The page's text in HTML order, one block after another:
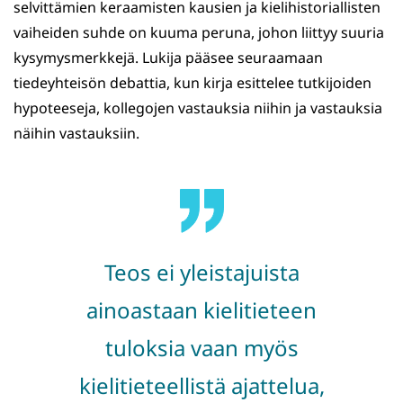
selvittämien keraamisten kausien ja kielihistoriallisten
vaiheiden suhde on kuuma peruna, johon liittyy suuria
kysymysmerkkejä. Lukija pääsee seuraamaan
tiedeyhteisön debattia, kun kirja esittelee tutkijoiden
hypoteeseja, kollegojen vastauksia niihin ja vastauksia
näihin vastauksiin.
Teos ei yleistajuista
ainoastaan kielitieteen
tuloksia vaan myös
kielitieteellistä ajattelua,